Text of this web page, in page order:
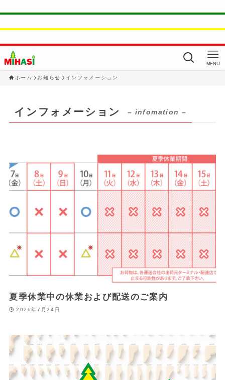
MENU
ホーム お知らせ インフォメーション
インフォメーション – infomation –
夏季休業中の休業および配送のご案内
2026年7月24日